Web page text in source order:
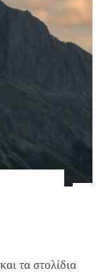
τα στολίδια